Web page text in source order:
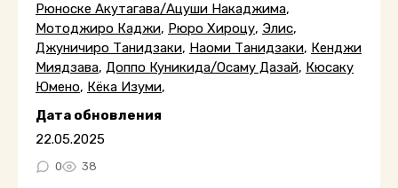
Рюноске Акутагава/Ацуши Накаджима,
Мотоджиро Каджи, Рюро Хироцу, Элис,
Джуничиро Танидзаки, Наоми Танидзаки, Кенджи
Миядзава, Доппо Куникида/Осаму Дазай, Кюсаку
Юмено, Кёка Изуми,
Дата обновления
22.05.2025
0 38